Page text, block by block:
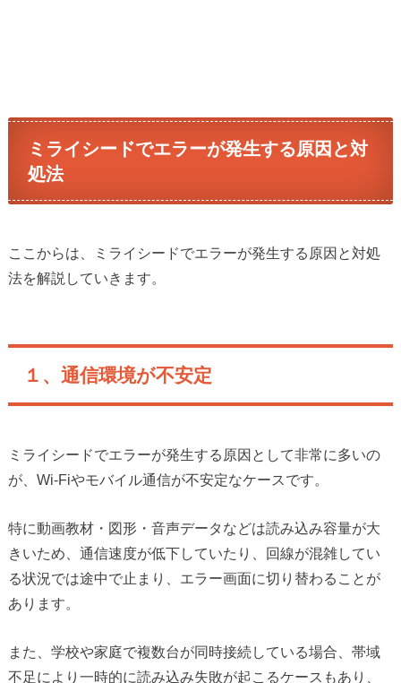
ミライシードでエラーが発生する原因と対
処法
ここからは、ミライシードでエラーが発生する原因と対処
法を解説していきます。
１、通信環境が不安定
ミライシードでエラーが発生する原因として非常に多いの
が、Wi-Fiやモバイル通信が不安定なケースです。
特に動画教材・図形・音声データなどは読み込み容量が大
きいため、通信速度が低下していたり、回線が混雑してい
る状況では途中で止まり、エラー画面に切り替わることが
あります。
また、学校や家庭で複数台が同時接続している場合、帯域
不足により一時的に読み込み失敗が起こるケースもあり、